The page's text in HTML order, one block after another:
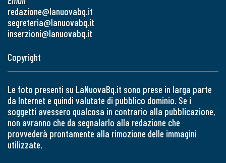
redazione@lanuovabq.it
segreteria@lanuovabq.it
inserzioni@lanuovabq.it
Copyright
Le foto presenti su LaNuovaBq.it sono prese in larga parte
da Internet e quindi valutate di pubblico dominio. Se i
soggetti avessero qualcosa in contrario alla pubblicazione,
non avranno che da segnalarlo alla redazione che
provvederà prontamente alla rimozione delle immagini
utilizzate.